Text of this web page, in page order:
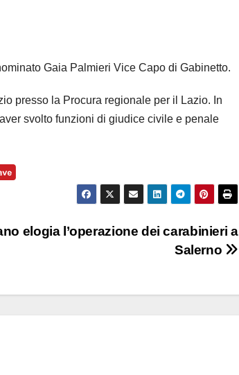
Gaia Palmieri Vice Capo di Gabinetto.
presso la Procura regionale per il Lazio. In
svolto funzioni di giudice civile e penale
elogia l’operazione dei carabinieri a
Salerno